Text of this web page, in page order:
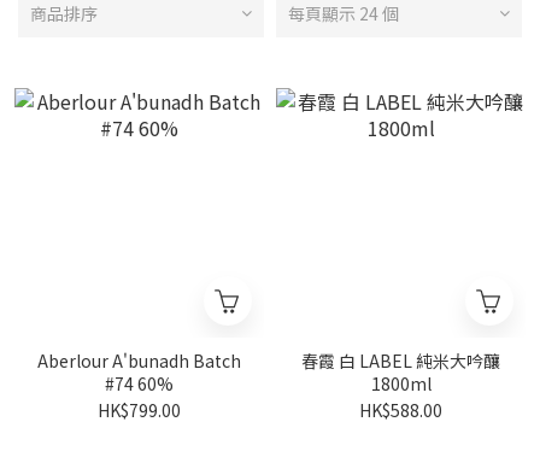
商品排序 每頁顯示 24 個
Aberlour A'bunadh Batch
#74 60%
HK$799.00
春霞 白 LABEL 純米大吟釀
1800ml
HK$588.00